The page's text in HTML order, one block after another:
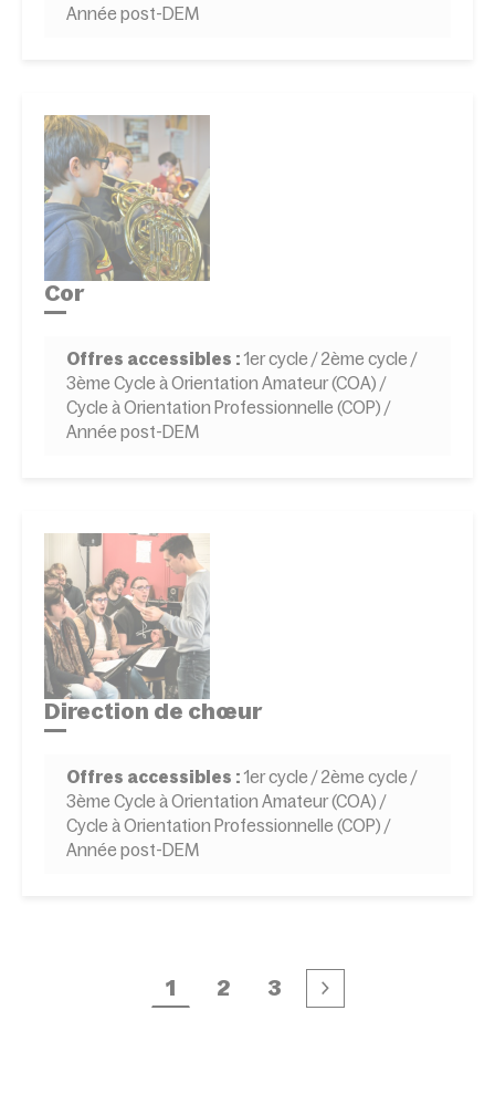
Année post-DEM
Cor
Offres accessibles : 1er cycle / 2ème cycle /
3ème Cycle à Orientation Amateur (COA) /
Cycle à Orientation Professionnelle (COP) /
Année post-DEM
Direction de chœur
Offres accessibles : 1er cycle / 2ème cycle /
3ème Cycle à Orientation Amateur (COA) /
Cycle à Orientation Professionnelle (COP) /
Année post-DEM
1 2 3